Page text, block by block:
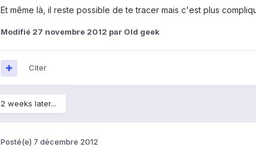
Et même là, il reste possible de te tracer mais c'est plus
Modifié 27 novembre 2012 par Old geek
Citer
2 weeks later...
Posté(e) 7 décembre 2012